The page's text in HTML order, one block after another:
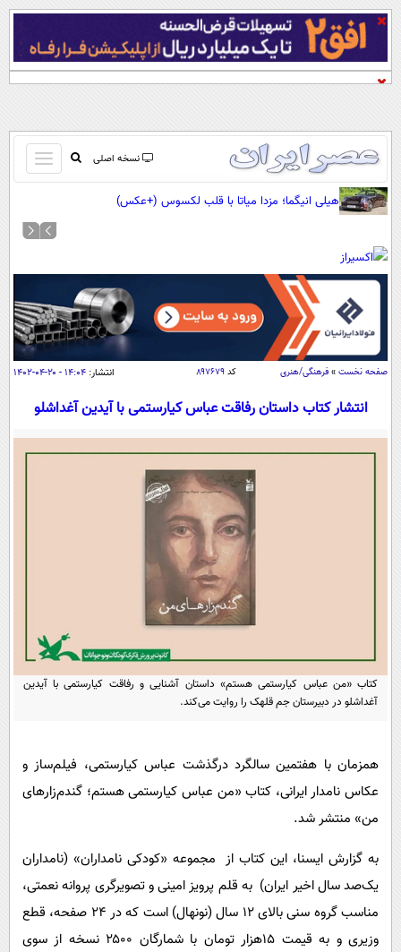
نسخه اصلی
باز
و
کردن
صفحه اول
آب و هوا
اوقات شرعی
پیوند ها
سیاسی
اقتصاد
اقتصادی
جامعه
اجتماعی
حوادث
سلامت
یک برش دانایی
محیط زیست
سفر و تفریح
ورزشی
بین الملل
سیاست خارجی
فرهنگ و هنر
علم و دانش
فناوری و It
اخبار کریپتو
قرآن
سرگرمی
فیلم
اقتصاد
حوادث
محیط زیست
عصر ایران 2
داستان کوتاه
دانلود
هیلی انیگما؛ مزدا میاتا با قلب لکسوس (+عکس)
صفحه نخست » فرهنگی/هنری کد ۸۹۷۶۷۹ انتشار: ۱۴:۰۴ - ۲۰-۰۴-۱۴۰۲
انتشار کتاب داستان رفاقت عباس کیارستمی با آیدین آغداشلو
کتاب «من عباس کیارستمی هستم» داستان آشنایی و رفاقت کیارستمی با آیدین
آغداشلو در دبیرستان جم قلهک را روایت می‌کند.
همزمان با هفتمین سالگرد درگذشت عباس کیارستمی، فیلم‌ساز و
عکاس نامدار ایرانی، کتاب «من عباس کیارستمی هستم؛ گندم‌زارهای
من» منتشر شد.
به گزارش ایسنا، این کتاب از مجموعه «کودکی نامداران» (نامداران
یک‌صد سال اخیر ایران) به قلم پرویز امینی و تصویرگری پروانه نعمتی،
مناسب گروه سنی بالای ۱۲ سال (نونهال) است که در ۲۴ صفحه، قطع
وزیری و به قیمت ۱۵هزار تومان با شمارگان ۲۵۰۰ نسخه از سوی